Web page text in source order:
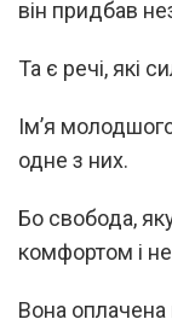
він придбав
Та є речі, які
Ім’я
одне з них.
Бо свобода,
комфортом і
Вона оплачена